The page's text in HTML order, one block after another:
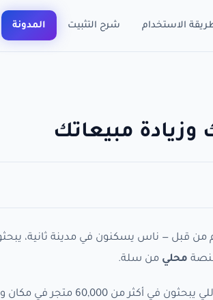
الاستخدام شرح التثبيت المدونة
مبيعاتك
قبل — ناس يسكنون في مدينة ثانية،
محلي من سلة.
منصة محلي هي قناة بيع مجانية مدمجة داخل سلة، تعرض منتجاتك لآلاف المتسوقين اللي